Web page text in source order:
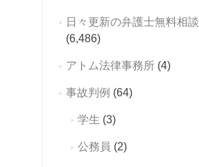
日々更新の弁護士無料相談
(6,486)
アトム法律事務所(4)
事故判例 (64)
学生 (3)
公務員 (2)